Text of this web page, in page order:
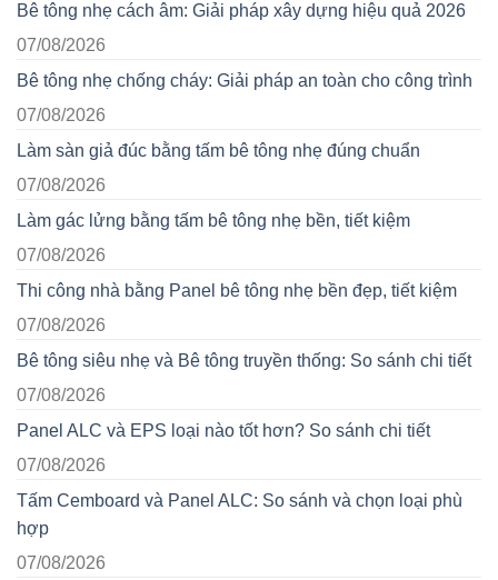
Bê tông nhẹ cách âm: Giải pháp xây dựng hiệu quả 2026
07/08/2026
Bê tông nhẹ chống cháy: Giải pháp an toàn cho công trình
07/08/2026
Làm sàn giả đúc bằng tấm bê tông nhẹ đúng chuẩn
07/08/2026
Làm gác lửng bằng tấm bê tông nhẹ bền, tiết kiệm
07/08/2026
Thi công nhà bằng Panel bê tông nhẹ bền đẹp, tiết kiệm
07/08/2026
Bê tông siêu nhẹ và Bê tông truyền thống: So sánh chi tiết
07/08/2026
Panel ALC và EPS loại nào tốt hơn? So sánh chi tiết
07/08/2026
Tấm Cemboard và Panel ALC: So sánh và chọn loại phù
hợp
07/08/2026